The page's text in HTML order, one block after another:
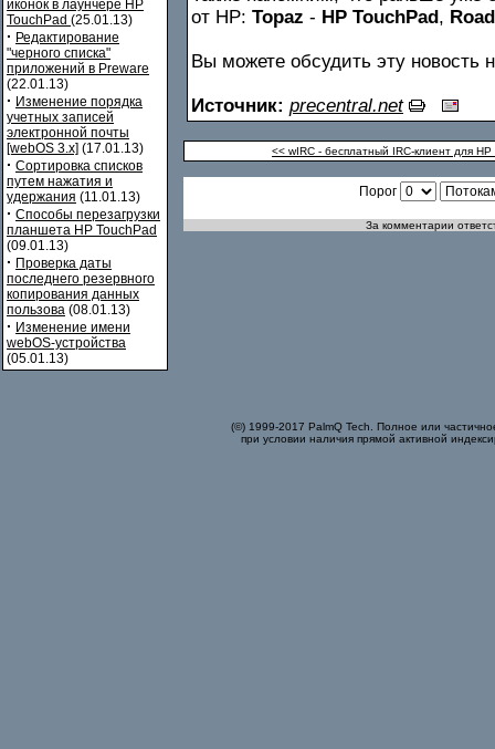
иконок в лаунчере HP
TouchPad (25.01.13)
· Редактирование
"черного списка"
приложений в Preware
(22.01.13)
· Изменение порядка
учетных записей
электронной почты
[webOS 3.x] (17.01.13)
· Сортировка списков
путем нажатия и
удержания (11.01.13)
· Способы перезагрузки
планшета HP TouchPad
(09.01.13)
· Проверка даты
последнего резервного
копирования данных
пользова (08.01.13)
· Изменение имени
webOS-устройства
(05.01.13)
от HP: Topaz - HP TouchPad,
Вы можете обсудить эту новость
Источник: precentral.net
<< wIRC - бесплатный IRC-клиент для
Порог
За комментарии
(©) 1999-2017 PalmQ Tech. Полное или
при условии наличия прямой активной